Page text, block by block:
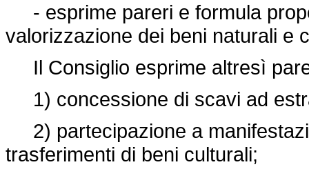
- esprime pareri e formula
valorizzazione dei beni naturali e
Il Consiglio esprime altresì
1) concessione di scavi ad
2) partecipazione a
trasferimenti di beni culturali;